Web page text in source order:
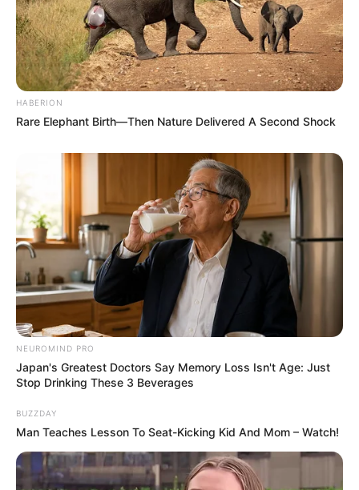
Pinterest
HABERION
Rare Elephant Birth—Then Nature Delivered A Second Shock
NEUROMIND PRO
Japan's Greatest Doctors Say Memory Loss Isn't Age: Just
Stop Drinking These 3 Beverages
BUZZDAY
Man Teaches Lesson To Seat-Kicking Kid And Mom – Watch!